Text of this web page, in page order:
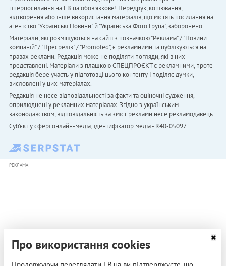
гіперпосилання на LB.ua обов'язкове! Передрук, копіювання,
відтворення або інше використання матеріалів, що містять посилання на
агентство "Українськi Новини" й "Українська Фото Група", заборонено.
Матеріали, які розміщуються на сайті з позначкою "Реклама" / "Новини
компаній" / "Пресреліз" / "Promoted", є рекламними та публікуються на
правах реклами. Редакція може не поділяти погляди, які в них
представлені. Матеріали з плашкою СПЕЦПРОЄКТ є рекламними, проте
редакція бере участь у підготовці цього контенту і поділяє думки,
висловлені у цих матеріалах.
Редакція не несе відповідальності за факти та оціночні судження,
оприлюднені у рекламних матеріалах. Згідно з українським
законодавством, відповідальність за зміст реклами несе рекламодавець.
Cуб'єкт у сфері онлайн-медіа; ідентифікатор медіа - R40-05097
РЕКЛАМА
Про використання cookies